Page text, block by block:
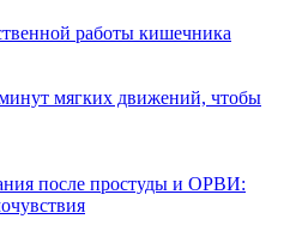
работы кишечника
мягких движений, чтобы
после простуды и ОРВИ: